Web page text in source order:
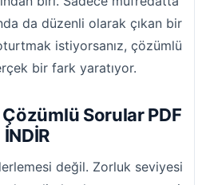
da düzenli olarak çıkan bir
istiyorsanız, çözümlü
bir fark yaratıyor.
Sorular PDF
İNDİR
değil. Zorluk seviyesi